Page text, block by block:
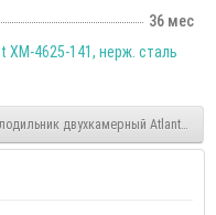
36 мес
белый двухкамерный Atlant ХМ-